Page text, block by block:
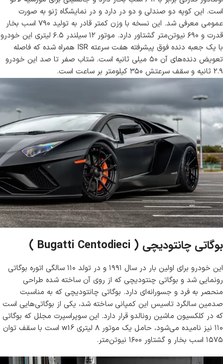
است. این کوپه دو صندلی و دو در دارد و در نمایشگاه ژنو به صورت
عمومی معرفی شد. این نسخه با وزن کمتر قادر به تولید ۷۹۰ اسب بخار
قدرت و ۶۹۰ نیوتن‌متر گشتاور دارد. موتور ۱۲ سیلندر ۶.۵ لیتری این خودرو
با یک جعبه دنده فوق پیشرفته هفت سرعته ISR همراه شده که فاصله
تعویض دنده‌های آن ۵۰ میلی ثانیه است. شتاب صفر تا صد این خودرو
۲.۹ ثانیه و سقف سرعتش ۳۵۰ کیلومتر بر ساعت است.
بوگاتی چانتودیچی ( Bugatti Centodieci )
این خودرو برای اولین بار در سال ۱۹۹۱ و در تولد ۱۱۰ سالگی اتوره بوگاتی
رونمایی شد و بوگاتی چنتودیچی که از روی آن ساخته شده طراحی
منحصر به فرد و جسورانه‌ای دارد. بوگاتی چانتودیچی که به مناسبت
صدمین سالگرد تاسیس این کمپانی ساخته شد، یکی از بوگاتی‌هایی است
که در کلکسیون ماشین رونالدو قرار دارد. این سوپراسپرت مجلل که بوگاتی
۱۱۰ نیز نامیده می‌شود،‌ حامل یک موتور ۸ لیتری w16 است با سقف توان
۱۵۷۵ اسب بخار و گشتاور ۱۶۰۰ نیوتن‌متر.